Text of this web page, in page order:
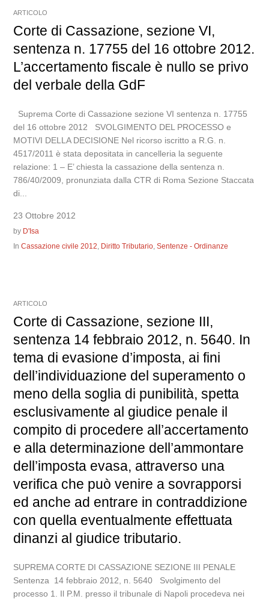
ARTICOLO
Corte di Cassazione, sezione VI,
sentenza n. 17755 del 16 ottobre 2012.
L’accertamento fiscale è nullo se privo
del verbale della GdF
Suprema Corte di Cassazione sezione VI sentenza n. 17755
del 16 ottobre 2012 SVOLGIMENTO DEL PROCESSO e
MOTIVI DELLA DECISIONE Nel ricorso iscritto a R.G. n.
4517/2011 è stata depositata in cancelleria la seguente
relazione: 1 – E’ chiesta la cassazione della sentenza n.
786/40/2009, pronunziata dalla CTR di Roma Sezione Staccata
di...
23 Ottobre 2012
by D'Isa
InCassazione civile 2012, Diritto Tributario,Sentenze - Ordinanze
ARTICOLO
Corte di Cassazione, sezione III,
sentenza 14 febbraio 2012, n. 5640. In
tema di evasione d’imposta, ai fini
dell’individuazione del superamento o
meno della soglia di punibilità, spetta
esclusivamente al giudice penale il
compito di procedere all’accertamento
e alla determinazione dell’ammontare
dell’imposta evasa, attraverso una
verifica che può venire a sovrapporsi
ed anche ad entrare in contraddizione
con quella eventualmente effettuata
dinanzi al giudice tributario.
SUPREMA CORTE DI CASSAZIONE SEZIONE III PENALE
Sentenza 14 febbraio 2012, n. 5640 Svolgimento del
processo 1. Il P.M. presso il tribunale di Napoli procedeva nei